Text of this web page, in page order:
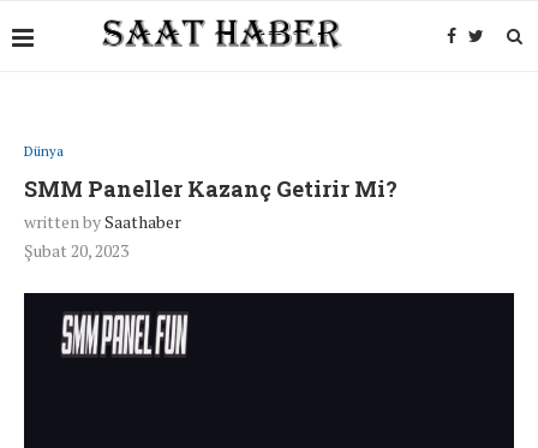
Dünya
SMM Paneller Kazanç Getirir Mi?
written bySaathaber
Şubat 20, 2023